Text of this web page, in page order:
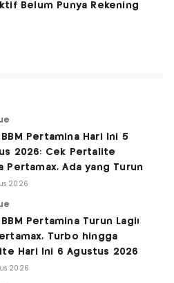
Belum Punya Rekening
BBM Pertamina Hari Ini 5
2026: Cek Pertalite
Pertamax, Ada yang Turun
2026
BBM Pertamina Turun Lagi!
Turbo hingga
Hari Ini 6 Agustus 2026
2026